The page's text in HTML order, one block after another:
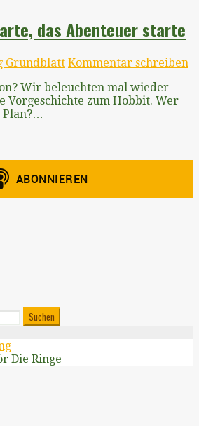
das Abenteuer starte
Grundblatt Kommentar schreiben
Wir beleuchten mal wieder
Vorgeschichte zum Hobbit. Wer
Plan?…
Die Ringe